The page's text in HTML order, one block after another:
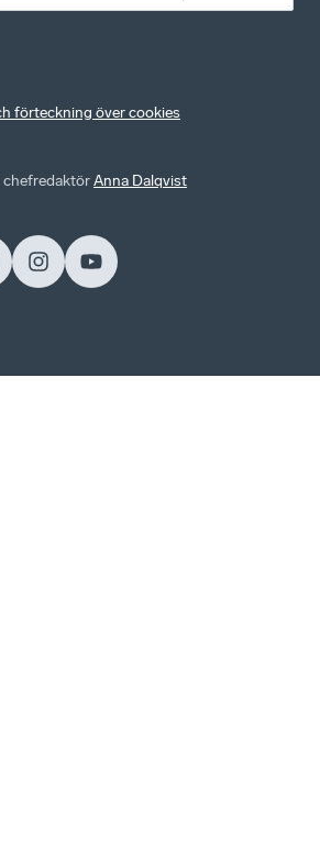
förteckning över cookies
chefredaktörAnna Dalqvist